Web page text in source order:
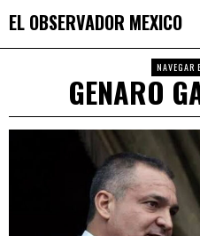
EL OBSERVADOR MEXICO
NAVEGAR
GENARO